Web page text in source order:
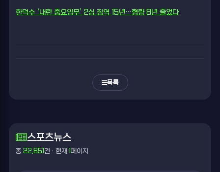
한덕수 ‘내란 중요임무’ 2심 징역 15년…형량 8년 줄었다
목록
스포츠뉴스
총 22,851건 · 현재 1 페이지